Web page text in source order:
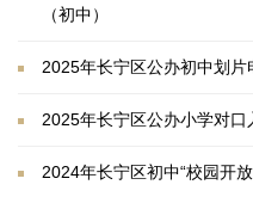
（初中）
2025年长宁区公办初中划
2025年长宁区公办小学对口
2024年长宁区初中“校园开